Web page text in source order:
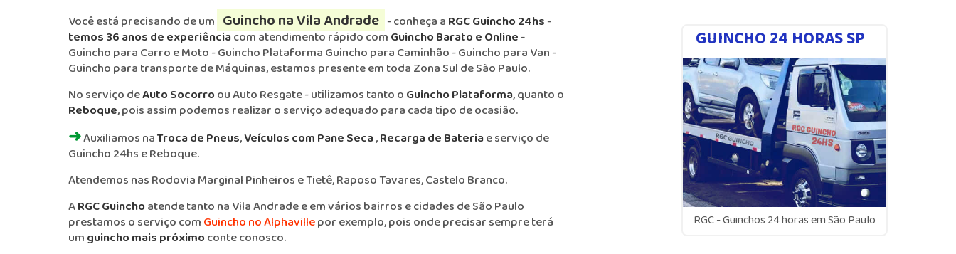
Você está precisando de um Guincho na Vila Andrade - conheça a RGC Guincho 24hs -
temos 36 anos de experiênciacom atendimento rápido com Guincho Barato e Online -
Guincho para Carro e Moto - Guincho Plataforma Guincho para Caminhão - Guincho para Van -
Guincho para transporte de Máquinas, estamos presente em toda Zona Sul de São Paulo.
No serviço deAuto Socorro ou Auto Resgate - utilizamos tanto o Guincho Plataforma, quanto o
Reboque, pois assim podemos realizar o serviço adequado para cada tipo de ocasião.
➜Auxiliamos naTroca de Pneus,Veículos com Pane Seca,Recarga de Bateriae serviço de
Guincho 24hs e Reboque.
Atendemos nas Rodovia Marginal Pinheiros e Tietê, Raposo Tavares, Castelo Branco.
ARGC Guincho atende tanto na Vila Andrade e em vários bairros e cidades de São Paulo
prestamos o serviço com Guincho no Alphavillepor exemplo, pois onde precisar sempre terá
um guincho mais próximo conte conosco.
GUINCHO 24 HORAS SP
RGC - Guinchos 24 horas em São Paulo